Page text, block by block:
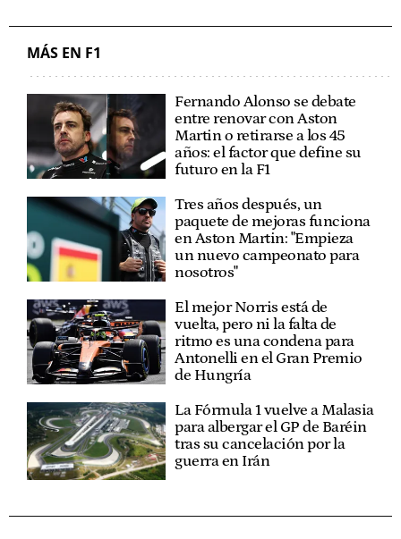
MÁS EN F1
Fernando Alonso se debate
entre renovar con Aston
Martin o retirarse a los 45
años: el factor que define su
futuro en la F1
Tres años después, un
paquete de mejoras funciona
en Aston Martin: "Empieza
un nuevo campeonato para
nosotros"
El mejor Norris está de
vuelta, pero ni la falta de
ritmo es una condena para
Antonelli en el Gran Premio
de Hungría
La Fórmula 1 vuelve a Malasia
para albergar el GP de Baréin
tras su cancelación por la
guerra en Irán